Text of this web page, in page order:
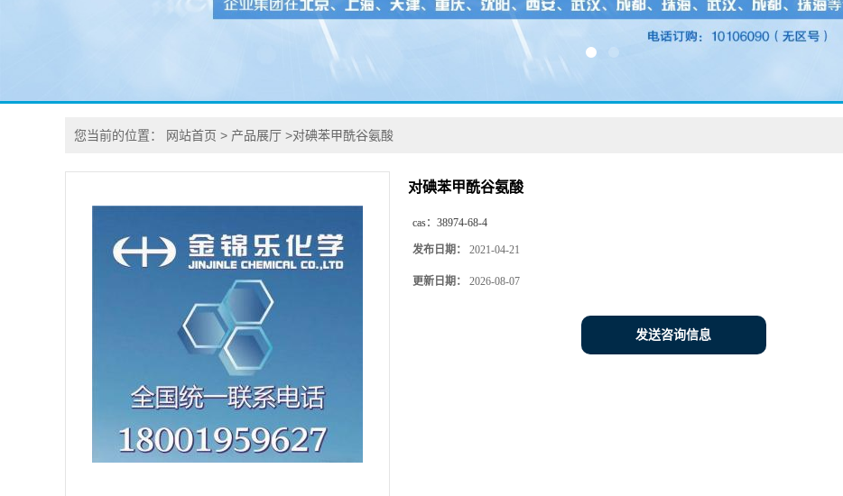
您当前的位置： 网站首页 > 产品展厅 >对碘苯甲酰谷氨酸
对碘苯甲酰谷氨酸
cas： 38974-68-4
发布日期： 2021-04-21
更新日期： 2026-08-07
发送咨询信息